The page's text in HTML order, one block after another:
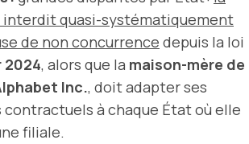
quasi-systématiquement
de non concurrence depuis la loi
2024, alors que la maison-mère de
Inc., doit adapter ses
contractuels à chaque État où elle
filiale.